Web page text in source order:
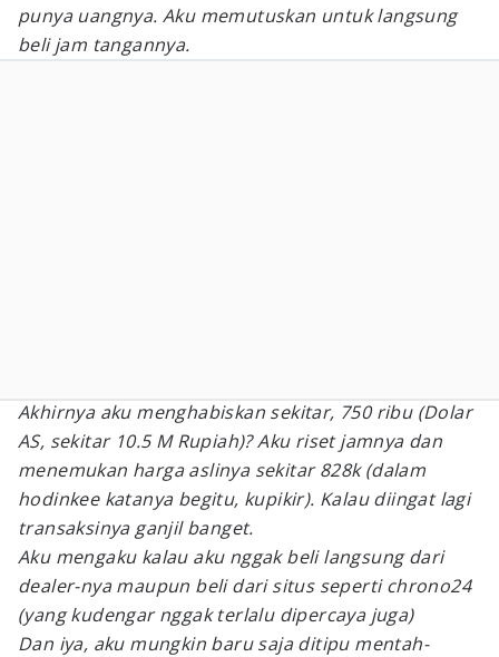
punya uangnya. Aku memutuskan untuk langsung
beli jam tangannya.
Akhirnya aku menghabiskan sekitar, 750 ribu (Dolar
AS, sekitar 10.5 M Rupiah)? Aku riset jamnya dan
menemukan harga aslinya sekitar 828k (dalam
hodinkee katanya begitu, kupikir). Kalau diingat lagi
transaksinya ganjil banget.
Aku mengaku kalau aku nggak beli langsung dari
dealer-nya maupun beli dari situs seperti chrono24
(yang kudengar nggak terlalu dipercaya juga)
Dan iya, aku mungkin baru saja ditipu mentah-